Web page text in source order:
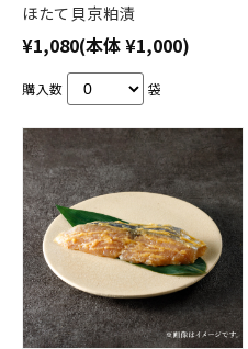
ほたて貝京粕漬
¥1,080(本体 ¥1,000)
購入数 袋